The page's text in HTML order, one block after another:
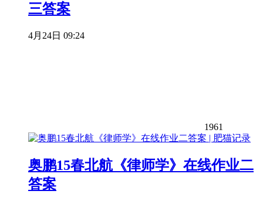
三答案
4月24日 09:24
1961
奥鹏15春北航《律师学》在线作业二
答案